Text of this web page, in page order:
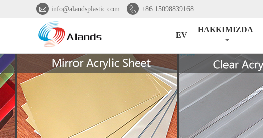
 info@alandsplastic.com  +86 15098839168
EV
HAKKIMIZDA